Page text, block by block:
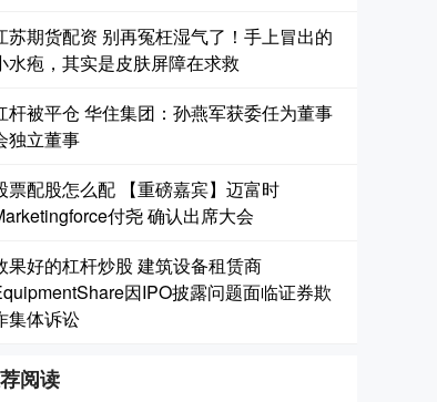
苏期货配资 别再冤枉湿气了！手上冒出的
水疱，其实是皮肤屏障在求救
杆被平仓 华住集团：孙燕军获委任为董事
独立董事
票配股怎么配 【重磅嘉宾】迈富时
付尧 确认出席大会
果好的杠杆炒股 建筑设备租赁商
因IPO披露问题面临证券欺
集体诉讼
阅读